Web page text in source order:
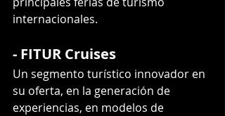
internacionales.
- FITUR Cruises
Un segmento turístico innovador en
su oferta, en la generación de
experiencias, en modelos de